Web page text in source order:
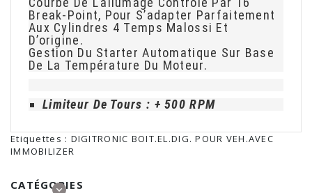
Break-Point, Pour S’adapter Parfaitement
Aux Cylindres 4 Temps Malossi Et
D’origine.
Gestion Du Starter Automatique Sur Base
De La Température Du Moteur.
Limiteur De Tours : + 500 RPM
Etiquettes : DIGITRONIC BOIT.EL.DIG. POUR VEH.AVEC
IMMOBILIZER
CATÉGORIES